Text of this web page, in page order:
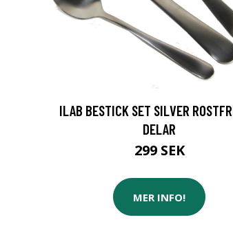
ILAB BESTICK SET SILVER
DELAR
299 SEK
MER INFO!